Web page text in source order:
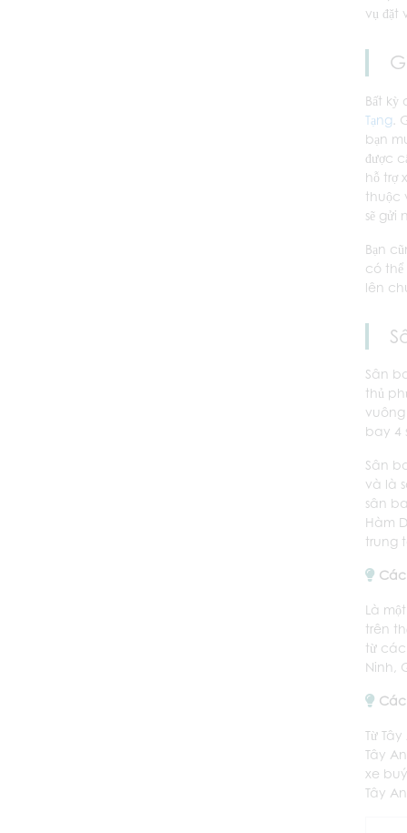
vụ đặt
Bất kỳ
Tạng .
bạn
được
hỗ trợ
thuộc
sẽ gửi
Bạn
có thể
lên
Sân
thủ
bay 4
Sân
và là
sân
Hàm
trung
Các
Là
trên
từ các
Ninh,
Các
Từ
Tây
xe
Tây